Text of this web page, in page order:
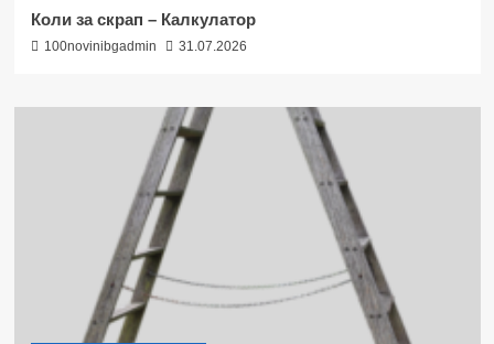
Коли за скрап – Калкулатор
100novinibgadmin 31.07.2026